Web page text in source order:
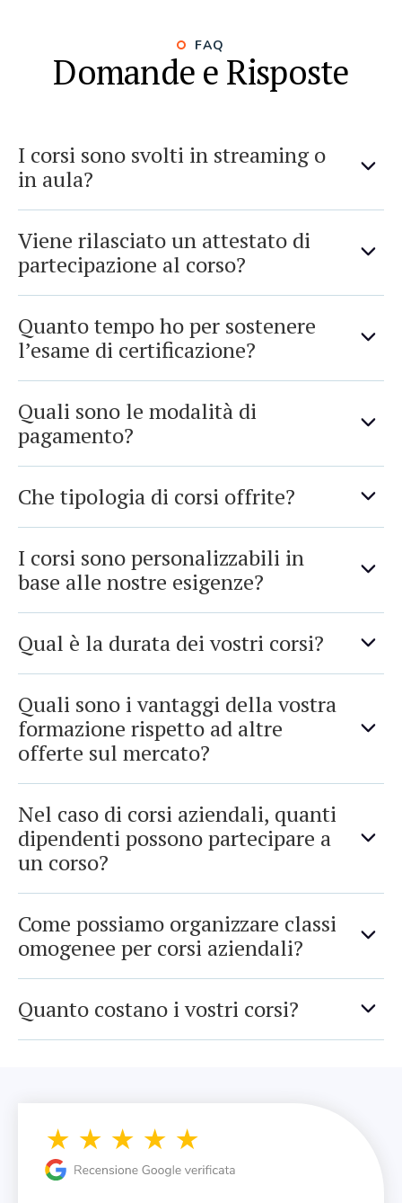
FAQ
Domande e Risposte
I corsi sono svolti in streaming o
in aula?
Viene rilasciato un attestato di
partecipazione al corso?
Quanto tempo ho per sostenere
l’esame di certificazione?
Quali sono le modalità di
pagamento?
Che tipologia di corsi offrite?
I corsi sono personalizzabili in
base alle nostre esigenze?
Qual è la durata dei vostri corsi?
Quali sono i vantaggi della vostra
formazione rispetto ad altre
offerte sul mercato?
Nel caso di corsi aziendali, quanti
dipendenti possono partecipare a
un corso?
Come possiamo organizzare classi
omogenee per corsi aziendali?
Quanto costano i vostri corsi?